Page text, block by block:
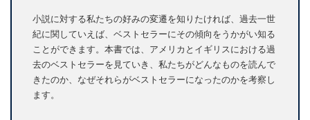
小説に対する私たちの好みの変遷を知りたければ、過去一世
紀に関していえば、ベストセラーにその傾向をうかがい知る
ことができます。本書では、アメリカとイギリスにおける過
去のベストセラーを見ていき、私たちがどんなものを読んで
きたのか、なぜそれらがベストセラーになったのかを考察し
ます。